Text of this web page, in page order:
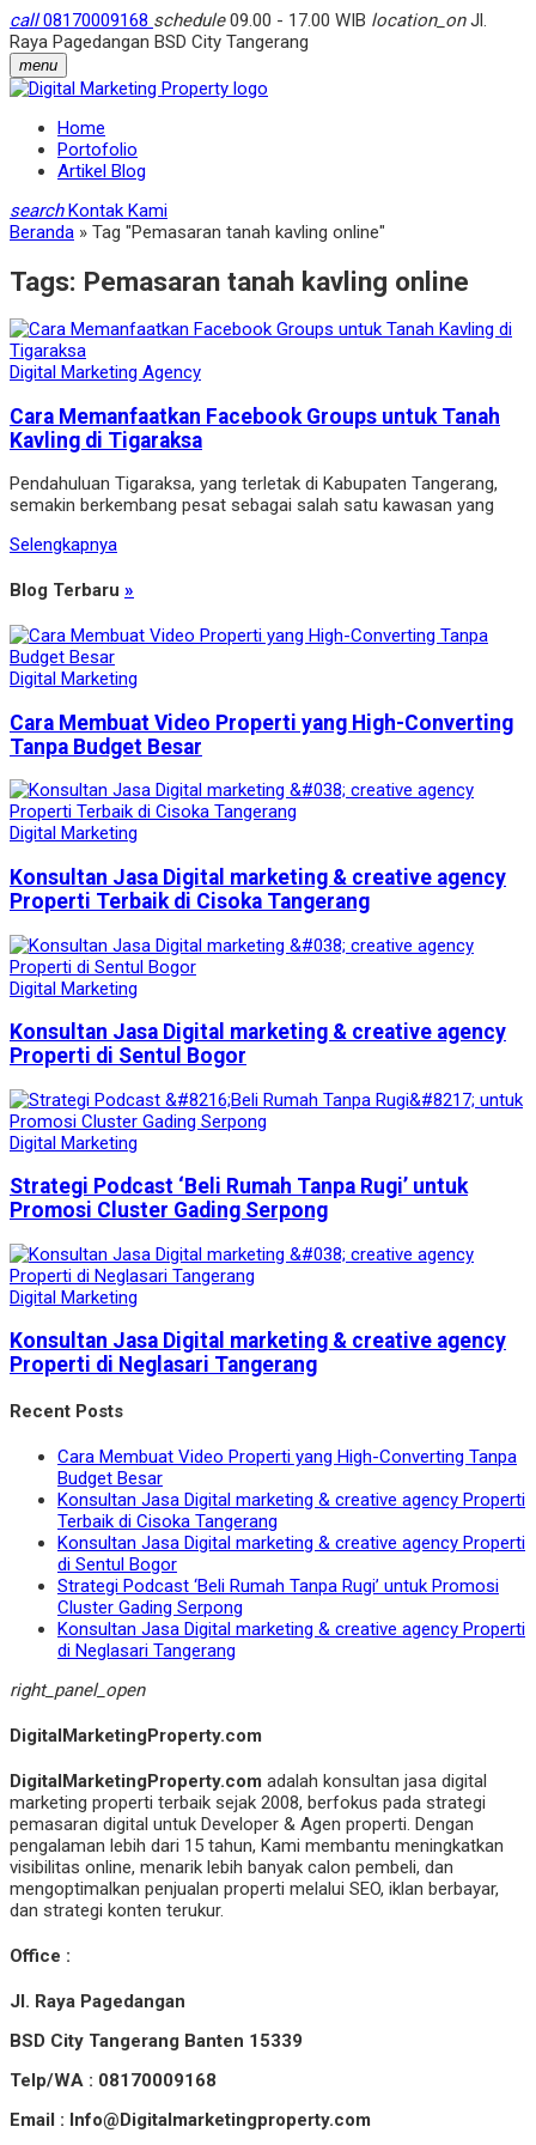
call08170009168 schedule09.00 - 17.00 WIB location_onJl.
Raya Pagedangan BSD City Tangerang
menu
Home
Portofolio
Artikel Blog
search Kontak Kami
Beranda » Tag "Pemasaran tanah kavling online"
Tags: Pemasaran tanah kavling online
Digital Marketing Agency
Cara Memanfaatkan Facebook Groups untuk Tanah
Kavling di Tigaraksa
Pendahuluan Tigaraksa, yang terletak di Kabupaten Tangerang,
semakin berkembang pesat sebagai salah satu kawasan yang
Selengkapnya
Blog Terbaru »
Digital Marketing
Cara Membuat Video Properti yang High-Converting
Tanpa Budget Besar
Digital Marketing
Konsultan Jasa Digital marketing & creative agency
Properti Terbaik di Cisoka Tangerang
Digital Marketing
Konsultan Jasa Digital marketing & creative agency
Properti di Sentul Bogor
Digital Marketing
Strategi Podcast ‘Beli Rumah Tanpa Rugi’ untuk
Promosi Cluster Gading Serpong
Digital Marketing
Konsultan Jasa Digital marketing & creative agency
Properti di Neglasari Tangerang
Recent Posts
Cara Membuat Video Properti yang High-Converting Tanpa
Budget Besar
Konsultan Jasa Digital marketing & creative agency Properti
Terbaik di Cisoka Tangerang
Konsultan Jasa Digital marketing & creative agency Properti
di Sentul Bogor
Strategi Podcast ‘Beli Rumah Tanpa Rugi’ untuk Promosi
Cluster Gading Serpong
Konsultan Jasa Digital marketing & creative agency Properti
di Neglasari Tangerang
right_panel_open
DigitalMarketingProperty.com
DigitalMarketingProperty.com adalah konsultan jasa digital
marketing properti terbaik sejak 2008, berfokus pada strategi
pemasaran digital untuk Developer & Agen properti. Dengan
pengalaman lebih dari 15 tahun, Kami membantu meningkatkan
visibilitas online, menarik lebih banyak calon pembeli, dan
mengoptimalkan penjualan properti melalui SEO, iklan berbayar,
dan strategi konten terukur.
Office :
Jl. Raya Pagedangan
BSD City Tangerang Banten 15339
Telp/WA : 08170009168
Email : Info@Digitalmarketingproperty.com